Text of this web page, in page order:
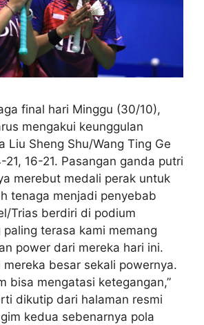
final hari Minggu (30/10),
mengakui keunggulan
Liu Sheng Shu/Wang Ting Ge
21, 16-21. Pasangan ganda putri
merebut medali perak untuk
tenaga menjadi penyebab
Trias berdiri di podium
paling terasa kami memang
power dari mereka hari ini.
mereka besar sekali powernya.
bisa mengatasi ketegangan,”
dikutip dari halaman resmi
kedua sebenarnya pola